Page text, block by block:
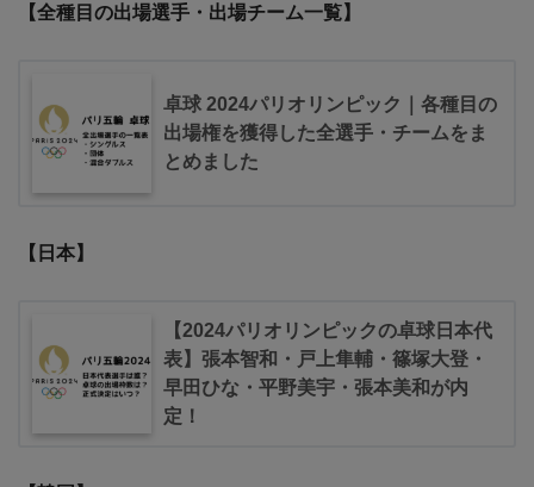
【全種目の出場選手・出場チーム一覧】
卓球 2024パリオリンピック｜各種目の
出場権を獲得した全選手・チームをま
とめました
【日本】
【2024パリオリンピックの卓球日本代
表】張本智和・戸上隼輔・篠塚大登・
早田ひな・平野美宇・張本美和が内
定！